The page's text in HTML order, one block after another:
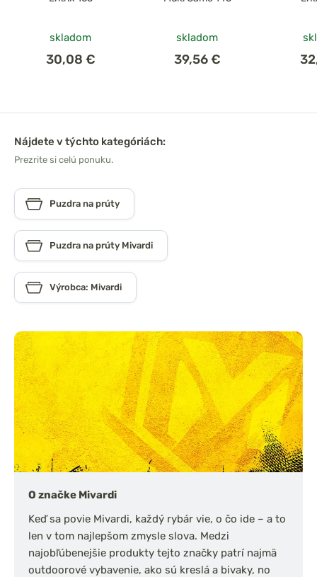
skladom
30,08 €
skladom
39,56 €
Nájdete v týchto kategóriách:
Prezrite si celú ponuku.
Puzdra na prúty
Puzdra na prúty Mivardi
Výrobca: Mivardi
O značke Mivardi
Keď sa povie Mivardi, každý rybár vie, o čo ide – a to
len v tom najlepšom zmysle slova. Medzi
najobľúbenejšie produkty tejto značky patrí najmä
outdoorové vybavenie, ako sú kreslá a bivaky, no